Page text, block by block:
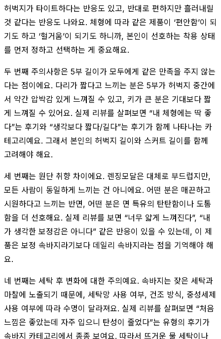
허벅지가 타이트하다는 반응도 있고, 반대로 편하지만 흘러내릴
것 같다는 반응도 나와요. 체형에 따라 같은 제품이 ‘편안함’이 되
기도 하고 ‘헐거움’이 되기도 하니까, 본인이 선호하는 착용 상태
를 먼저 정하고 선택하는 게 중요해요.
두 번째 주의사항은 5부 길이가 모두에게 같은 만족을 주지 않는
다는 점이에요. 다리가 짧다고 느끼는 분은 5부가 허벅지 중간에
서 약간 압박감 있게 느껴질 수 있고, 키가 큰 분은 기대보다 짧
게 느껴질 수 있어요. 실제 리뷰를 살펴보면 “내 체형에는 딱 좋
다”는 후기와 “생각보다 짧다/길다”는 후기가 함께 나타나는 카
테고리예요. 그래서 본인의 허벅지 길이와 스커트 길이를 함께
고려해야 해요.
세 번째는 원단 취향 차이에요. 렌징모달은 대체로 부드럽지만,
모든 사람이 동일하게 느끼는 건 아니에요. 어떤 분은 매끈하고
시원하다고 느끼는 반면, 어떤 분은 면 특유의 탄탄함이나 도톰
함을 더 선호해요. 실제 리뷰를 보면 “너무 얇게 느껴진다”, “내
가 생각한 보정감은 아니다” 같은 반응이 있을 수 있는데, 이 제
품은 보정 속바지라기보다 데일리 속바지라는 점을 기억해야 해
요.
네 번째는 세탁 후 변화에 대한 주의예요. 속바지는 잦은 세탁과
마찰에 노출되기 때문에, 세탁망 사용 여부, 건조 방식, 중성세제
사용 여부에 따라 수명이 달라져요. 실제 리뷰를 살펴보면 “처음
느낌은 좋았는데 자주 입으니 탄성이 줄었다”는 유형의 후기가
속바지 카테고리에서 종종 보여요. 따라서 뜨거운 물 세탁이나